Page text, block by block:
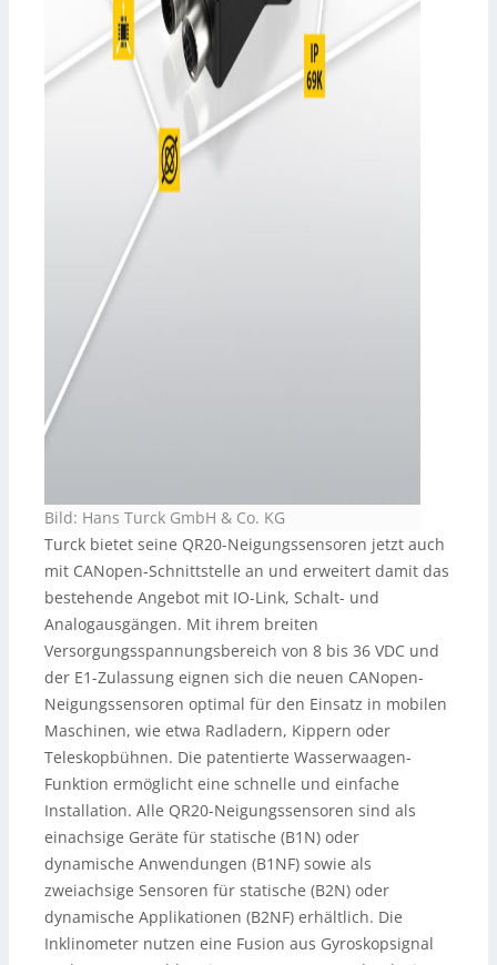
Bild: Hans Turck GmbH & Co. KG
Turck bietet seine QR20-Neigungssensoren jetzt auch
mit CANopen-Schnittstelle an und erweitert damit das
bestehende Angebot mit IO-Link, Schalt- und
Analogausgängen. Mit ihrem breiten
Versorgungsspannungsbereich von 8 bis 36 VDC und
der E1-Zulassung eignen sich die neuen CANopen-
Neigungssensoren optimal für den Einsatz in mobilen
Maschinen, wie etwa Radladern, Kippern oder
Teleskopbühnen. Die patentierte Wasserwaagen-
Funktion ermöglicht eine schnelle und einfache
Installation. Alle QR20-Neigungssensoren sind als
einachsige Geräte für statische (B1N) oder
dynamische Anwendungen (B1NF) sowie als
zweiachsige Sensoren für statische (B2N) oder
dynamische Applikationen (B2NF) erhältlich. Die
Inklinometer nutzen eine Fusion aus Gyroskopsignal